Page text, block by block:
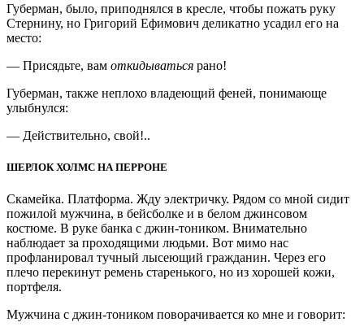
Губерман, было, приподнялся в кресле, чтобы пожать руку
Стернину, но Григорий Ефимович деликатно усадил его на
место:
— Присядьте, вам откидываться рано!
Губерман, также неплохо владеющий феней, понимающе
улыбнулся:
— Действительно, свой!..
ШЕРЛОК ХОЛМС НА ПЕРРОНЕ
Скамейка. Платформа. Жду электричку. Рядом со мной сидит
пожилой мужчина, в бейсболке и в белом джинсовом
костюме. В руке банка с джин-тоником. Внимательно
наблюдает за проходящими людьми. Вот мимо нас
профланировал тучный лысеющий гражданин. Через его
плечо перекинут ремень старенького, но из хорошей кожи,
портфеля.
Мужчина с джин-тоником поворачивается ко мне и говорит: